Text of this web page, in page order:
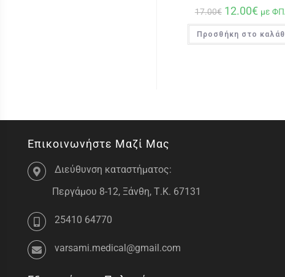
17.00€ 12.00€ με
Προσθήκη στο
Επικοινωνήστε Μαζί Μας
Διεύθυνση καταστήματος:
Περγάμου 8-12, Ξάνθη, Τ.Κ. 67131
25410 64770
varsami.medical@gmail.com